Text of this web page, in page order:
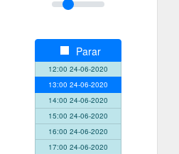
stop Parar
12:00 24-06-2020
13:00 24-06-2020
14:00 24-06-2020
15:00 24-06-2020
16:00 24-06-2020
17:00 24-06-2020